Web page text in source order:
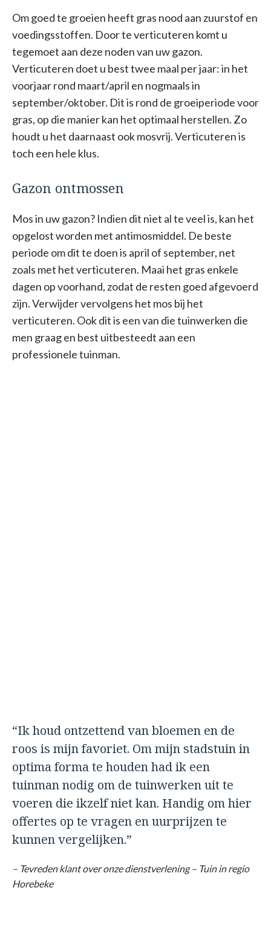
Om goed te groeien heeft gras nood aan zuurstof en
voedingsstoffen. Door te verticuteren komt u
tegemoet aan deze noden van uw gazon.
Verticuteren doet u best twee maal per jaar: in het
voorjaar rond maart/april en nogmaals in
september/oktober. Dit is rond de groeiperiode voor
gras, op die manier kan het optimaal herstellen. Zo
houdt u het daarnaast ook mosvrij. Verticuteren is
toch een hele klus.
Gazon ontmossen
Mos in uw gazon? Indien dit niet al te veel is, kan het
opgelost worden met antimosmiddel. De beste
periode om dit te doen is april of september, net
zoals met het verticuteren. Maai het gras enkele
dagen op voorhand, zodat de resten goed afgevoerd
zijn. Verwijder vervolgens het mos bij het
verticuteren. Ook dit is een van die tuinwerken die
men graag en best uitbesteedt aan een
professionele tuinman.
“Ik houd ontzettend van bloemen en de
roos is mijn favoriet. Om mijn stadstuin in
optima forma te houden had ik een
tuinman nodig om de tuinwerken uit te
voeren die ikzelf niet kan. Handig om hier
offertes op te vragen en uurprijzen te
kunnen vergelijken.”
– Tevreden klant over onze dienstverlening – Tuin in regio
Horebeke